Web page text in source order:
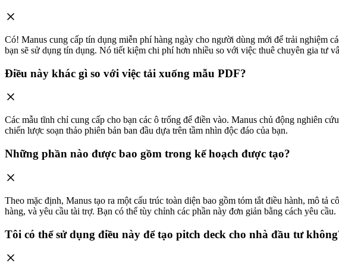
Có! Manus cung cấp tín dụng miễn phí hàng ngày cho người dùng mới để trải nghiệm
bạn sẽ sử dụng tín dụng. Nó tiết kiệm chi phí hơn nhiều so với việc thuê chuyên gia tư
Điều này khác gì so với việc tải xuống mẫu PDF?
Các mẫu tĩnh chỉ cung cấp cho bạn các ô trống để điền vào. Manus chủ động nghiên
chiến lược soạn thảo phiên bản ban đầu dựa trên tầm nhìn độc đáo của bạn.
Những phần nào được bao gồm trong kế hoạch được tạo?
Theo mặc định, Manus tạo ra một cấu trúc toàn diện bao gồm tóm tắt điều hành, mô
hàng, và yêu cầu tài trợ. Bạn có thể tùy chỉnh các phần này đơn giản bằng cách yêu cầu.
Tôi có thể sử dụng điều này để tạo pitch deck cho nhà đầu tư